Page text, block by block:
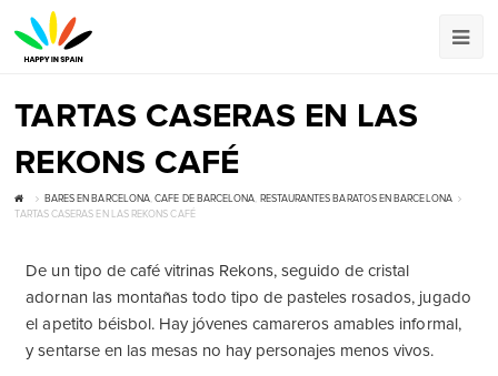
TARTAS CASERAS EN LAS
REKONS CAFÉ
BARES EN BARCELONA,CAFE DE BARCELONA, RESTAURANTES BARATOS EN BARCELONA
TARTAS CASERAS EN LAS REKONS CAFÉ
De un tipo de café vitrinas Rekons, seguido de cristal
adornan las montañas todo tipo de pasteles rosados, jugado
el apetito béisbol. Hay jóvenes camareros amables informal,
y sentarse en las mesas no hay personajes menos vivos.